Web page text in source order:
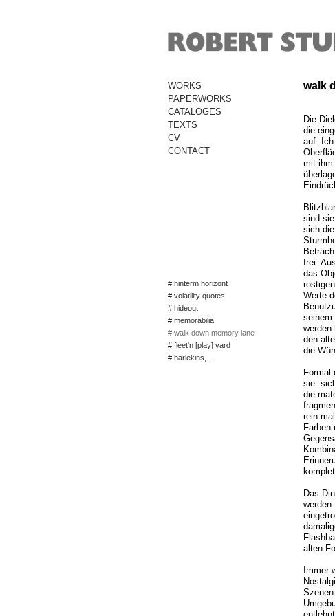
WORKS
PAPERWORKS
CATALOGES
TEXTS
CV
CONTACT
# hinterm horizont
# volatility quotes
# hideout
# memorabilia
# walk down memory lane
# fleet'n [play] yard
# harlekins, ...
walk
Die
die
auf.
mit ihm
sind
sich
frei.
das
Werte
seinem
werden
den
die
Formal
sie
die
rein
Das
werden
alten
Immer